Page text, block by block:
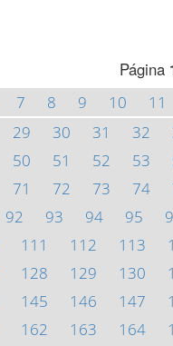
Página
7 8 9 10 11
29 30 31 32
50 51 52 53
71 72 73 74
92 93 94 95
111 112 113
128 129 130
145 146 147
162 163 164